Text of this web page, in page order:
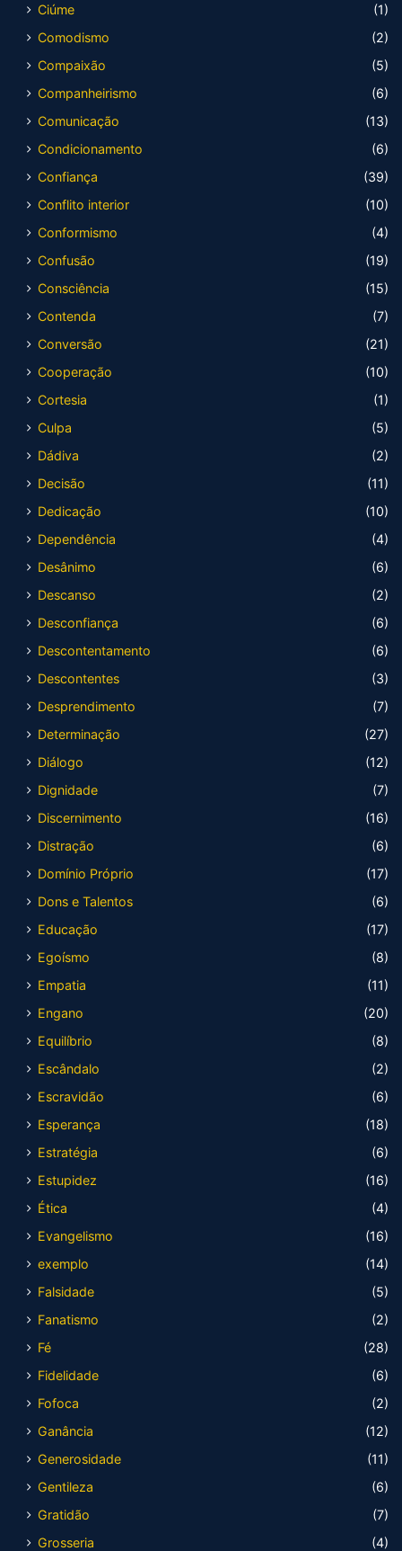
Ciúme
(1)
Comodismo
(2)
Compaixão
(5)
Companheirismo
(6)
Comunicação
(13)
Condicionamento
(6)
Confiança
(39)
Conflito interior
(10)
Conformismo
(4)
Confusão
(19)
Consciência
(15)
Contenda
(7)
Conversão
(21)
Cooperação
(10)
Cortesia
(1)
Culpa
(5)
Dádiva
(2)
Decisão
(11)
Dedicação
(10)
Dependência
(4)
Desânimo
(6)
Descanso
(2)
Desconfiança
(6)
Descontentamento
(6)
Descontentes
(3)
Desprendimento
(7)
Determinação
(27)
Diálogo
(12)
Dignidade
(7)
Discernimento
(16)
Distração
(6)
Domínio Próprio
(17)
Dons e Talentos
(6)
Educação
(17)
Egoísmo
(8)
Empatia
(11)
Engano
(20)
Equilíbrio
(8)
Escândalo
(2)
Escravidão
(6)
Esperança
(18)
Estratégia
(6)
Estupidez
(16)
Ética
(4)
Evangelismo
(16)
exemplo
(14)
Falsidade
(5)
Fanatismo
(2)
Fé
(28)
Fidelidade
(6)
Fofoca
(2)
Ganância
(12)
Generosidade
(11)
Gentileza
(6)
Gratidão
(7)
Grosseria
(4)